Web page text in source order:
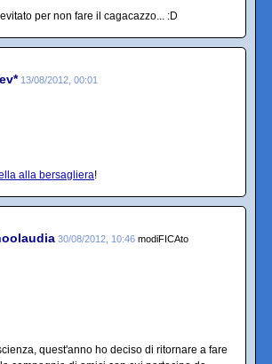
per non fare il cagacazzo... :D
13/08/2012, 00:01
alla bersagliera!
30/08/2012, 10:46 modiFICAto
quest'anno ho deciso di ritornare a fare